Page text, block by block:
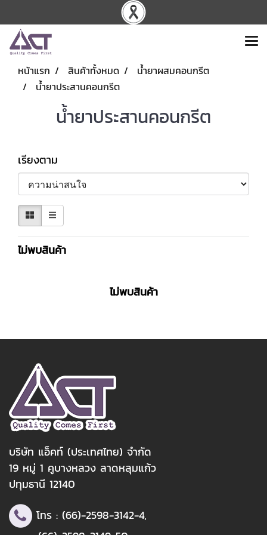
หน้าแรก สินค้าทั้งหมด
น้ำยาผสมคอนกรีต
น้ำยาประสานคอนกรีต
น้ำยาประสานคอนกรีต
เรียงตาม
ไม่พบสินค้า
ไม่พบสินค้า
บริษัท แอ็คท์ (ประเทศไทย) จำกัด
19 หมู่ 1 คูบางหลวง ลาดหลุมแก้ว
ปทุมธานี 12140
โทร : (66)-2598-3142-4,